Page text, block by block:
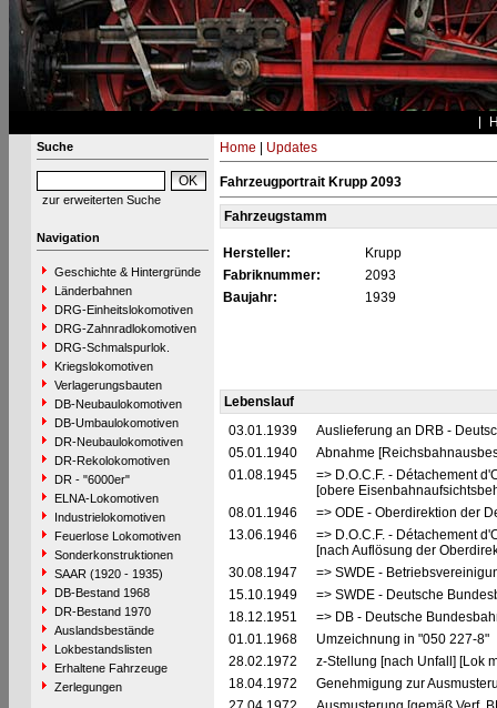
Suche
zur erweiterten Suche
Navigation
Geschichte & Hintergründe
Länderbahnen
DRG-Einheitslokomotiven
DRG-Zahnradlokomotiven
DRG-Schmalspurlok.
Kriegslokomotiven
Verlagerungsbauten
DB-Neubaulokomotiven
DB-Umbaulokomotiven
DR-Neubaulokomotiven
DR-Rekolokomotiven
DR - "6000er"
ELNA-Lokomotiven
Industrielokomotiven
Feuerlose Lokomotiven
Sonderkonstruktionen
SAAR (1920 - 1935)
DB-Bestand 1968
DR-Bestand 1970
Auslandsbestände
Lokbestandslisten
Erhaltene Fahrzeuge
Zerlegungen
Home Updates
Fahrzeugportrait Krupp 2093
Fahrzeugstamm
Hersteller:
Krupp
Fabriknummer:
2093
Baujahr:
1939
Lebenslauf
03.01.1939
Auslieferung an DRB -
05.01.1940
Abnahme
01.08.1945
=> D.O.C.F. - Détachement
[obere
08.01.1946
=> ODE - Oberdirektion der
13.06.1946
=> D.O.C.F. - Détachement
[nach Auflösung der
30.08.1947
=> SWDE -
15.10.1949
=> SWDE - Deutsche
18.12.1951
=> DB - Deutsche
01.01.1968
Umzeichnung in "050 227-8"
28.02.1972
z-Stellung [nach Unfall] [Lok
18.04.1972
Genehmigung zur